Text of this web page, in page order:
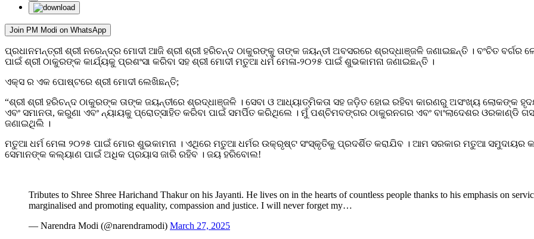
Join PM Modi on WhatsApp
ପ୍ରଧାନମନ୍ତ୍ରୀ ଶ୍ରୀ ନରେନ୍ଦ୍ର ମୋଦୀ ଆଜି ଶ୍ରୀ ଶ୍ରୀ ହରିଚନ୍ଦ ଠାକୁରଙ୍କୁ ତାଙ୍କ ଜୟନ୍ତୀ ଅବସରରେ ଶ୍ରଦ୍ଧାଞ୍ଜଳି ଜଣାଇଛନ୍ତି । ବଂଚିତ ବର୍ଗର
ପାଇଁ ଶ୍ରୀ ଠାକୁରଙ୍କ କାର୍ଯ୍ୟକୁ ପ୍ରଶଂସା କରିବା ସହ ଶ୍ରୀ ମୋଦୀ ମତୁଆ ଧର୍ମ ମେଳା-୨୦୨୫ ପାଇଁ ଶୁଭକାମନା ଜଣାଇଛନ୍ତି ।
ଏକ୍ସ ର ଏକ ପୋଷ୍ଟରେ ଶ୍ରୀ ମୋଦୀ ଲେଖିଛନ୍ତି;
“ଶ୍ରୀ ଶ୍ରୀ ହରିଚନ୍ଦ ଠାକୁରଙ୍କ ତାଙ୍କ ଜୟନ୍ତୀରେ ଶ୍ରଦ୍ଧାଞ୍ଜଳି । ସେବା ଓ ଆଧ୍ୟାତ୍ମିକତା ସହ ଜଡ଼ିତ ହୋଇ ରହିବା କାରଣରୁ ଅସଂଖ୍ୟ ଲୋକଙ୍କ
ଏବଂ ସମାନତା, କରୁଣା ଏବଂ ନ୍ୟାୟକୁ ପ୍ରୋତ୍ସାହିତ କରିବା ପାଇଁ ସମର୍ପିତ କରିଥିଲେ । ମୁଁ ପଶ୍ଚିମବଙ୍ଗର ଠାକୁରନଗର ଏବଂ ବାଂଲାଦେଶର ଓରକାଣ୍ଡି
ଜଣାଇଥିଲି ।
ମତୁଆ ଧର୍ମ ମେଳା ୨୦୨୫ ପାଇଁ ମୋର ଶୁଭକାମନା । ଏଥିରେ ମତୁଆ ଧର୍ମର ଉକ୍ରୃଷ୍ଟ ସଂସ୍କୃତିକୁ ପ୍ରଦର୍ଶିତ କରାଯିବ । ଆମ ସରକାର ମତୁଆ ସମୁଦାୟର
ସେମାନଙ୍କ କଲ୍ୟାଣ ପାଇଁ ଅଧିକ ପ୍ରୟାସ ଜାରି ରହିବ । ଜୟ ହରିବୋଲ!
Tributes to Shree Shree Harichand Thakur on his Jayanti. He lives on in the hearts of countless people thanks to his emphasis on
marginalised and promoting equality, compassion and justice. I will never forget my…
— Narendra Modi (@narendramodi) March 27, 2025